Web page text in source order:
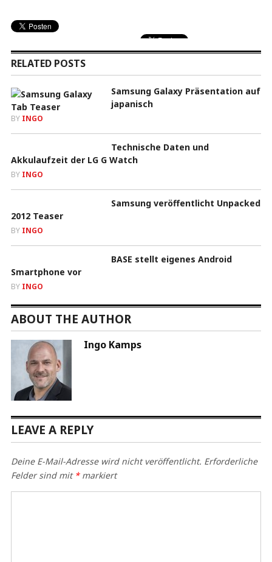
RELATED POSTS
Samsung Galaxy Präsentation auf
japanisch
BY INGO
Technische Daten und
Akkulaufzeit der LG G Watch
BY INGO
Samsung veröffentlicht Unpacked
2012 Teaser
BY INGO
BASE stellt eigenes Android
Smartphone vor
BY INGO
ABOUT THE AUTHOR
Ingo Kamps
LEAVE A REPLY
Deine E-Mail-Adresse wird nicht veröffentlicht. Erforderliche
Felder sind mit *markiert